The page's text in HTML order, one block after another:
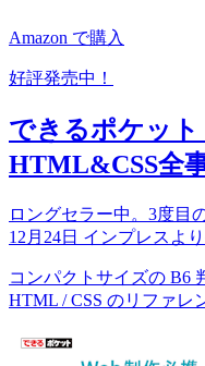
Amazon で購入
好評発売中！
できるポケット
HTML&CSS全
ロングセラー中。3度目
12月24日 インプレスより
コンパクトサイズの B6
HTML / CSS のリファレ